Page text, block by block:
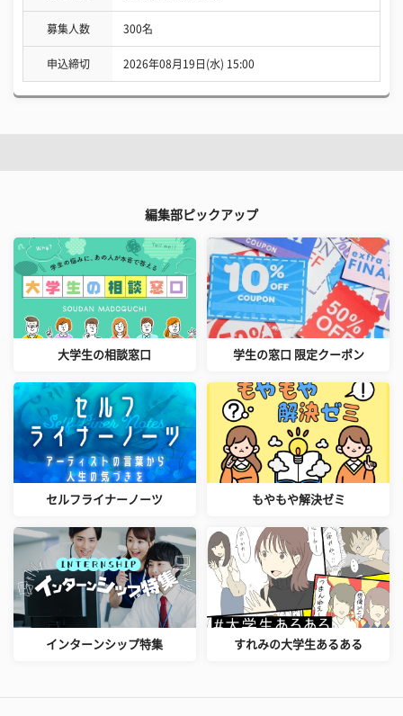
募集人数 300名
申込締切 2026年08月19日(水) 15:00
編集部ピックアップ
大学生の相談窓口 学生の窓口 限定クーポン
セルフライナーノーツ もやもや解決ゼミ
インターンシップ特集 すれみの大学生あるある